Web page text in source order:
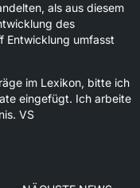
als aus diesem
des
Entwicklung umfasst
im Lexikon, bitte ich
eingefügt. Ich arbeite
VS